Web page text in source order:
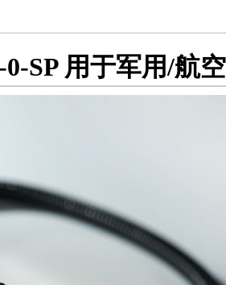
SP 用于军用/航